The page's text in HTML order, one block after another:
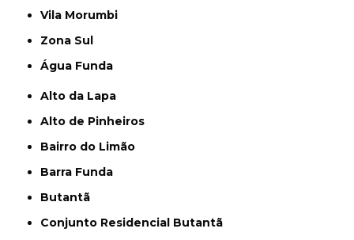
Vila Morumbi
Zona Sul
Água Funda
Alto da Lapa
Alto de Pinheiros
Bairro do Limão
Barra Funda
Butantã
Conjunto Residencial Butantã